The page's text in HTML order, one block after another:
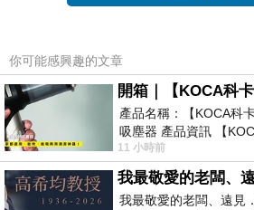
應該會比較便宜，范登伯格 貝蒂自
看店員臉色
想要購買范登伯格 貝蒂自然
經想很多天了!也求助谷哥大神
蒂自然簡約進口類亞麻毯的評
裡買最便宜.心得文.試用文.分
你可能感興趣的文章
產品名稱：【KOCA科
吸塵器 產品資訊 【
線手持吸塵器評語： 能
11 小時前
我最敬愛的老闆、遠見